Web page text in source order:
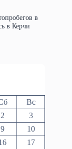
в
в Керчи
Вс
2
3
9
10
17